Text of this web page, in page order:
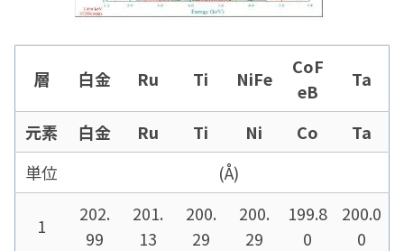
層 白金 Ru Ti NiFe
CoF
eB
Ta
元素 白金 Ru Ti Ni Co
Ta
単位
(Å)
1
202.
99
201.
13
200.
29
200.
29
199.8
0
200.0
0